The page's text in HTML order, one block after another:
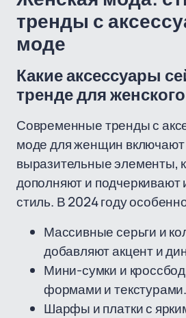
тренды с
моде
Какие аксессуары
тренде для
Современные тренды с
моде для женщин включают
выразительные элементы,
дополняют и
стиль. В 2024 году
Массивные серьги и
добавляют акцент и
Мини-сумки и
формами и текстурами.
Шарфы и платки с